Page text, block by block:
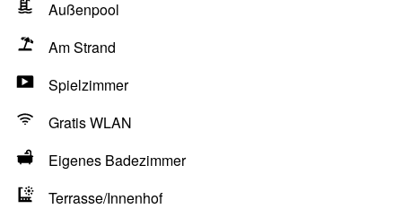
Außenpool
Am Strand
Spielzimmer
Gratis WLAN
Eigenes Badezimmer
Terrasse/Innenhof